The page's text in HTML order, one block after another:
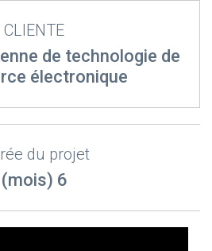
CLIENTE
de technologie de
électronique
du projet
(mois) 6